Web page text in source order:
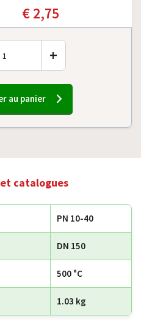
€ 2,75
+
au panier
catalogues
PN 10-40
DN 150
500 °C
1.03 kg